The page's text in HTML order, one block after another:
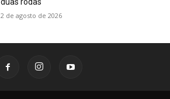
2 de agosto de 2026